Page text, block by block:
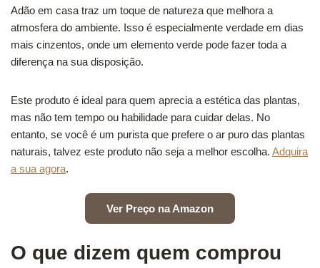
Adão em casa traz um toque de natureza que melhora a
atmosfera do ambiente. Isso é especialmente verdade em dias
mais cinzentos, onde um elemento verde pode fazer toda a
diferença na sua disposição.
Este produto é ideal para quem aprecia a estética das plantas,
mas não tem tempo ou habilidade para cuidar delas. No
entanto, se você é um purista que prefere o ar puro das plantas
naturais, talvez este produto não seja a melhor escolha. Adquira
a sua agora.
Ver Preço na Amazon
O que dizem quem comprou